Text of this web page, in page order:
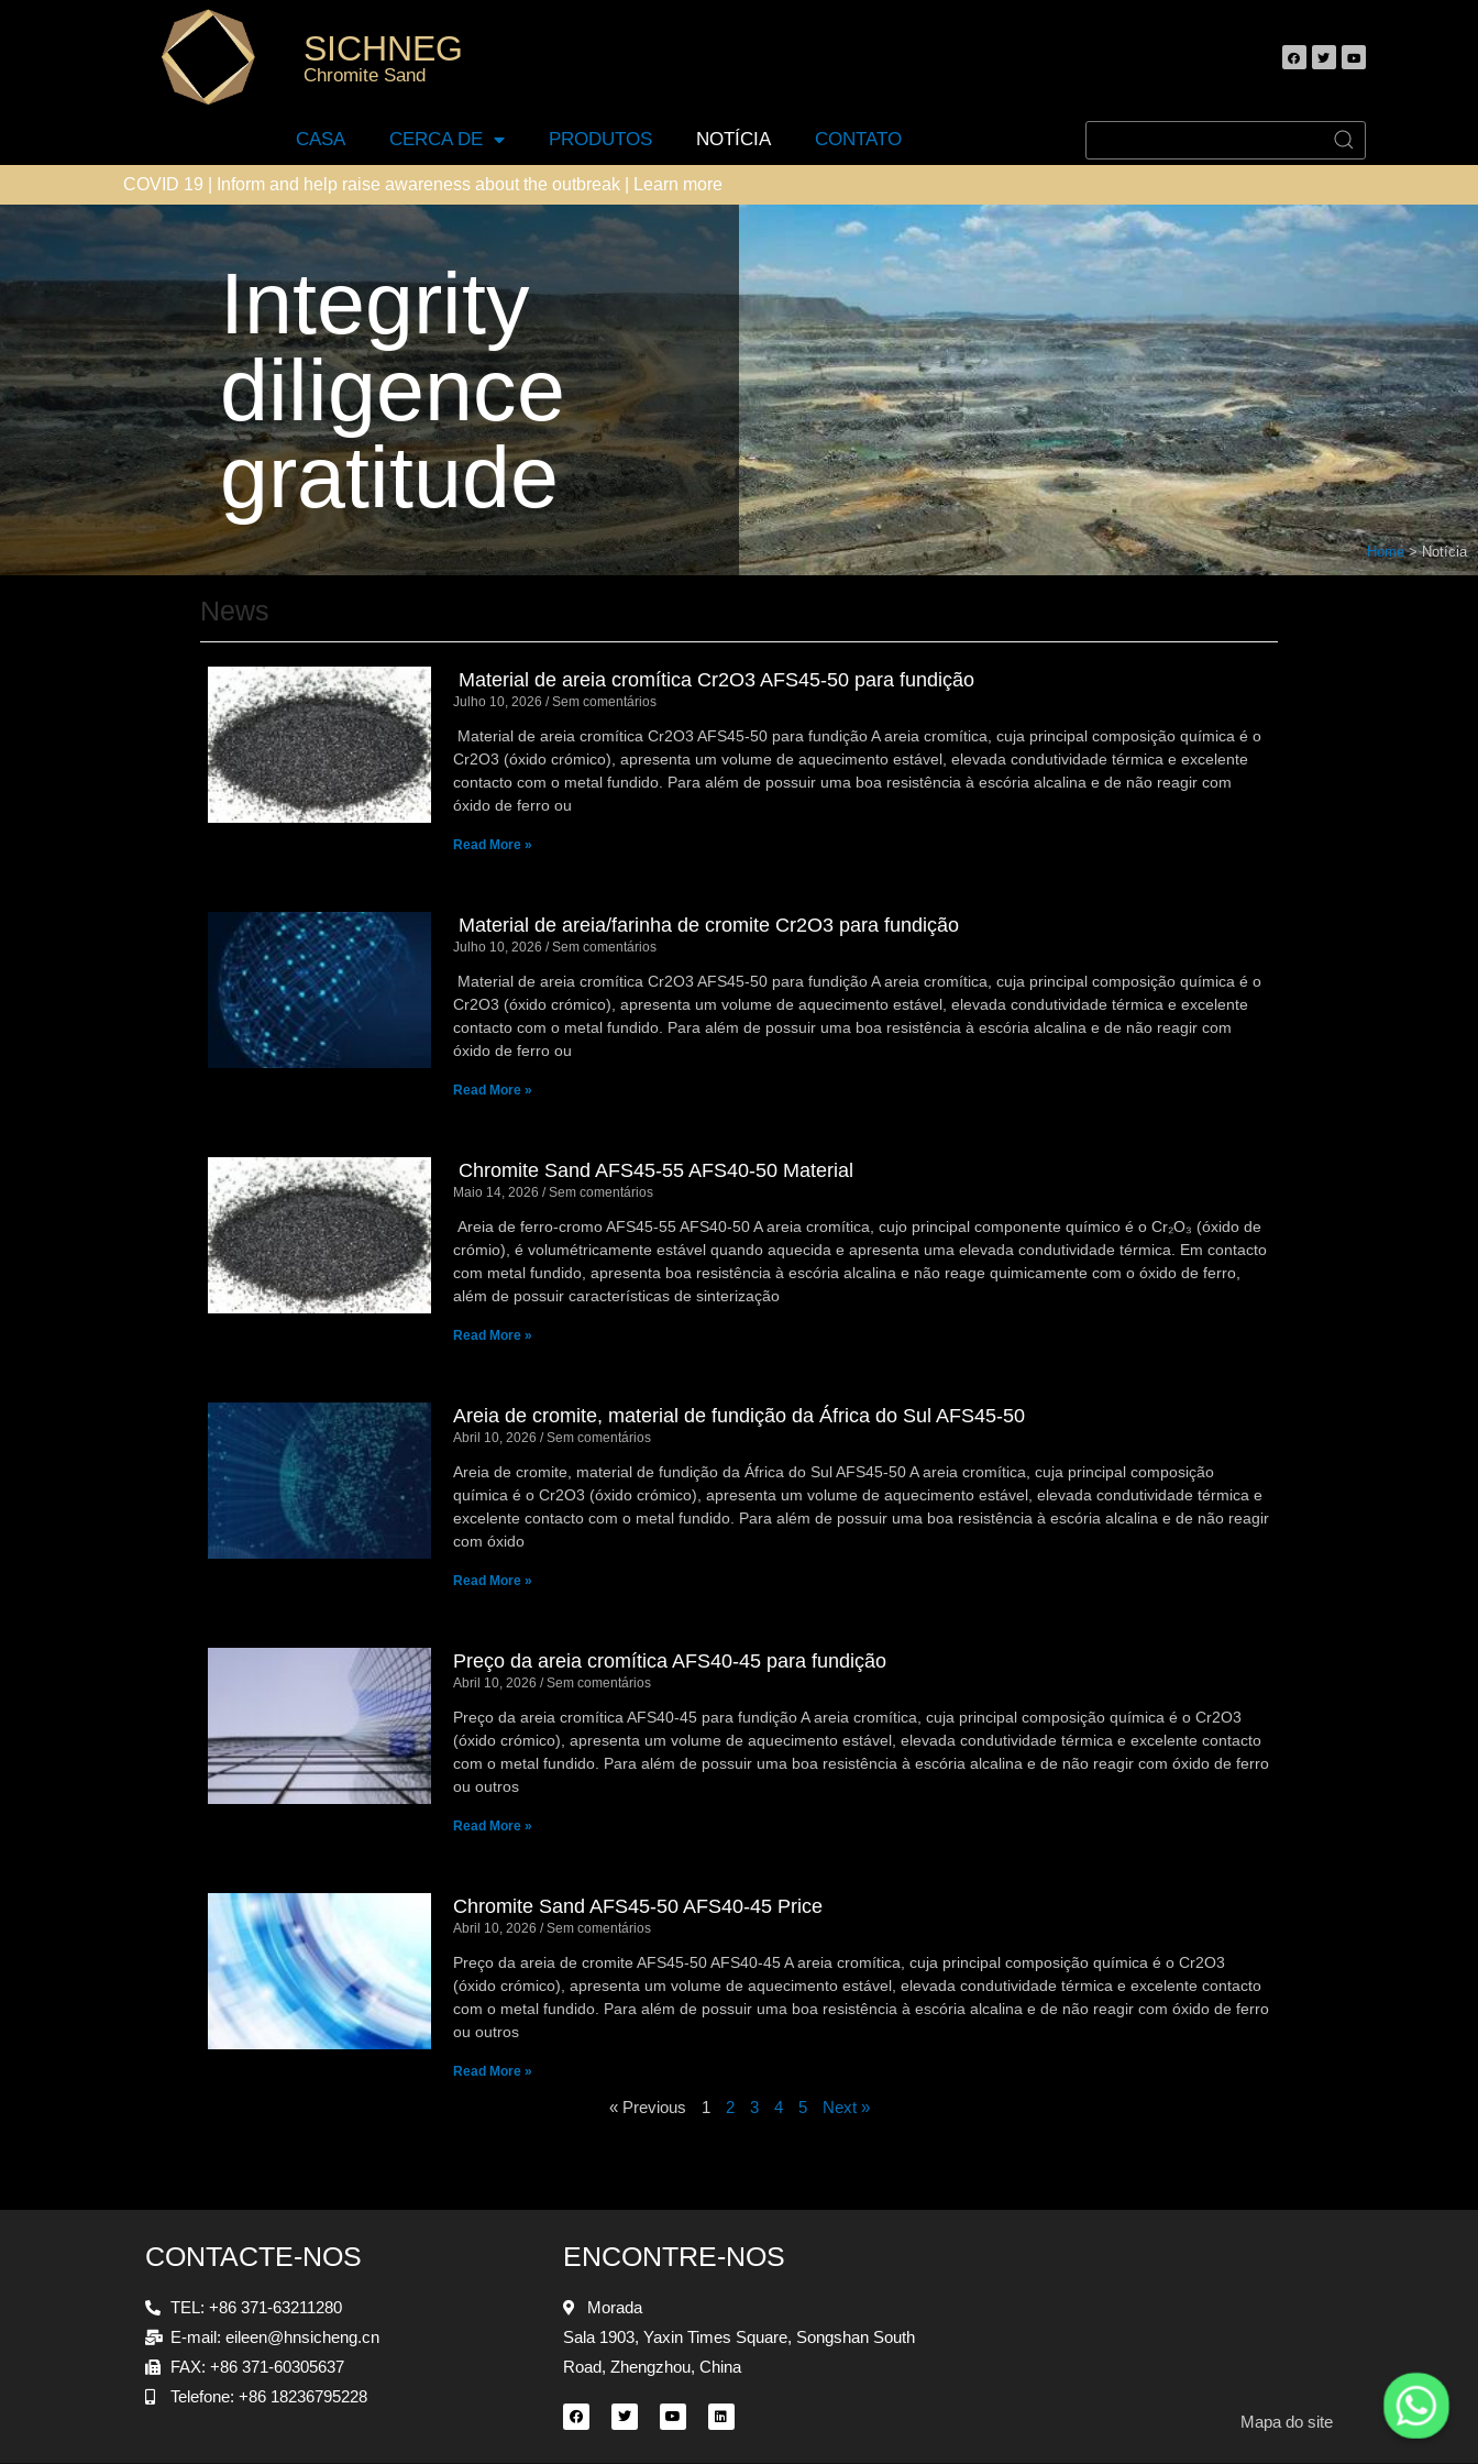
SICHNEG
Chromite Sand
CASA CERCA DE PRODUTOS NOTÍCIA CONTATO
COVID 19 | Inform and help raise awareness about the outbreak | Learn more
Integrity
diligence
gratitude
Home>Notícia
News
Material de areia cromítica Cr2O3 AFS45-50 para fundição
Julho 10, 2026 Sem comentários
Material de areia cromítica Cr2O3 AFS45-50 para fundição A areia cromítica, cuja principal composição química é o
Cr2O3 (óxido crómico), apresenta um volume de aquecimento estável, elevada condutividade térmica e excelente
contacto com o metal fundido. Para além de possuir uma boa resistência à escória alcalina e de não reagir com
óxido de ferro ou
Read More »
Material de areia/farinha de cromite Cr2O3 para fundição
Julho 10, 2026 Sem comentários
Material de areia cromítica Cr2O3 AFS45-50 para fundição A areia cromítica, cuja principal composição química é o
Cr2O3 (óxido crómico), apresenta um volume de aquecimento estável, elevada condutividade térmica e excelente
contacto com o metal fundido. Para além de possuir uma boa resistência à escória alcalina e de não reagir com
óxido de ferro ou
Read More »
Chromite Sand AFS45-55 AFS40-50 Material
Maio 14, 2026 Sem comentários
Areia de ferro-cromo AFS45-55 AFS40-50 A areia cromítica, cujo principal componente químico é o Cr₂O₃ (óxido de
crómio), é volumétricamente estável quando aquecida e apresenta uma elevada condutividade térmica. Em contacto
com metal fundido, apresenta boa resistência à escória alcalina e não reage quimicamente com o óxido de ferro,
além de possuir características de sinterização
Read More »
Areia de cromite, material de fundição da África do Sul AFS45-50
Abril 10, 2026 Sem comentários
Areia de cromite, material de fundição da África do Sul AFS45-50 A areia cromítica, cuja principal composição
química é o Cr2O3 (óxido crómico), apresenta um volume de aquecimento estável, elevada condutividade térmica e
excelente contacto com o metal fundido. Para além de possuir uma boa resistência à escória alcalina e de não reagir
com óxido
Read More »
Preço da areia cromítica AFS40-45 para fundição
Abril 10, 2026 Sem comentários
Preço da areia cromítica AFS40-45 para fundição A areia cromítica, cuja principal composição química é o Cr2O3
(óxido crómico), apresenta um volume de aquecimento estável, elevada condutividade térmica e excelente contacto
com o metal fundido. Para além de possuir uma boa resistência à escória alcalina e de não reagir com óxido de ferro
ou outros
Read More »
Chromite Sand AFS45-50 AFS40-45 Price
Abril 10, 2026 Sem comentários
Preço da areia de cromite AFS45-50 AFS40-45 A areia cromítica, cuja principal composição química é o Cr2O3
(óxido crómico), apresenta um volume de aquecimento estável, elevada condutividade térmica e excelente contacto
com o metal fundido. Para além de possuir uma boa resistência à escória alcalina e de não reagir com óxido de ferro
ou outros
Read More »
« Previous 1 2 3 4 5 Next »
CONTACTE-NOS
TEL: +86 371-63211280
E-mail: eileen@hnsicheng.cn
FAX: +86 371-60305637
Telefone: +86 18236795228
ENCONTRE-NOS
Morada
Sala 1903, Yaxin Times Square, Songshan South
Road, Zhengzhou, China
Mapa do site